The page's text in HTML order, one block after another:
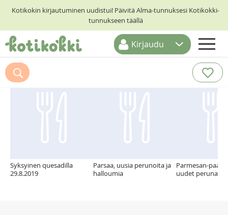
Kotikokin kirjautuminen uudistui! Päivitä Alma-tunnuksesi Kotikokki-
tunnukseen täällä
ETUSIVU
RESEPTIHAKU
Kirjaudu
Suosittelemme myös
Syksyinen quesadilla
29.8.2019
Parsaa, uusia perunoita ja
halloumia
Parmesan-
uudet perunat